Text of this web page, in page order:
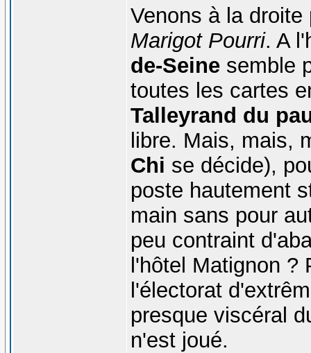
Venons à la
Marigot Pourri. A
de-Seinesemble
toutes les cartes
Talleyrand du
libre. Mais, mais,
Chi se décide),
poste hautement
main sans pour
peu contraint
l'hôtel Matignon ?
l'électorat
presque viscéral
n'est joué.